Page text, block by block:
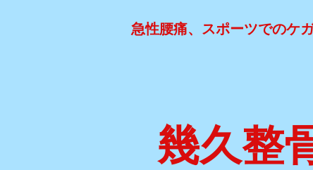
急性腰痛、スポーツでのケ
幾久整